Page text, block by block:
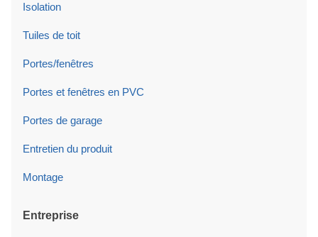
Isolation
Tuiles de toit
Portes/fenêtres
Portes et fenêtres en PVC
Portes de garage
Entretien du produit
Montage
Entreprise